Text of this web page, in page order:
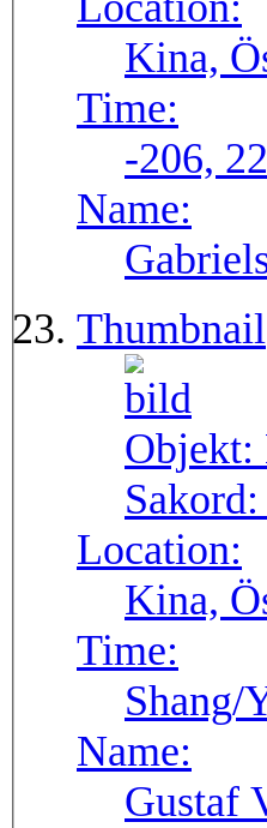
Kina,
Time:
-206,
Name:
Thumbnail
Objekt:
Sakord:
Location:
Kina,
Time:
Shang/
Name:
Gustaf